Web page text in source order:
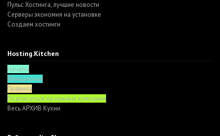
Пульс Хостинга, лучшие новости
Серверы экономия на установке
Создаем хостинги
Hosting.Kitchen
Начало
Функционал
Правила
Подписаться на нужные компании
Весь АРХИВ Кухни